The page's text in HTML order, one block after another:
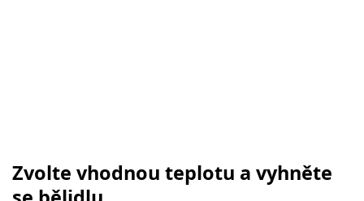
Zvolte vhodnou teplotu a vyhněte